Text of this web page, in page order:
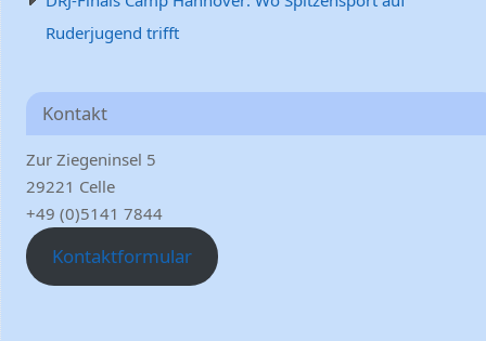
Ruderjugend trifft
Kontakt
Zur Ziegeninsel 5
29221 Celle
+49 (0)5141 7844
Kontaktformular